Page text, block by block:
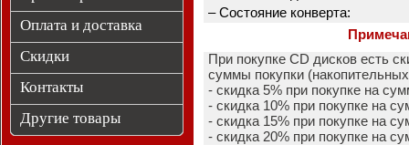
Оплата и доставка
Скидки
Контакты
Другие товары
– Состояние конверта:
При покупке CD дисков есть
суммы покупки
- скидка 5% при покупке на
- скидка 10% при покупке на
- скидка 15% при покупке на
- скидка 20% при покупке на